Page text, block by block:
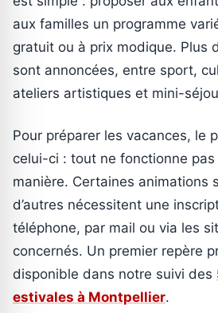
aux familles un programme
gratuit ou à prix modique. Plus
sont annoncées, entre sport,
ateliers artistiques et mini-
Pour préparer les vacances, le
celui-ci : tout ne fonctionne
manière. Certaines animations
d’autres nécessitent une
téléphone, par mail ou via les
concernés. Un premier repère
disponible dans notre suivi des
estivales à Montpellier.